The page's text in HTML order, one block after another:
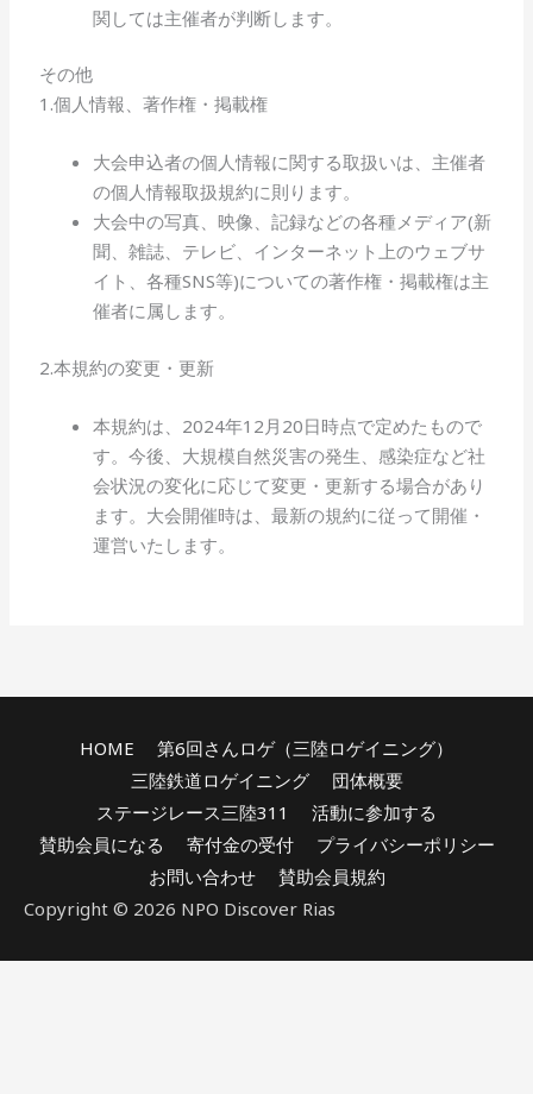
関しては主催者が判断します。
その他
1.個人情報、著作権・掲載権
大会申込者の個人情報に関する取扱いは、主催者
の個人情報取扱規約に則ります。
大会中の写真、映像、記録などの各種メディア(新
聞、雑誌、テレビ、インターネット上のウェブサ
イト、各種SNS等)についての著作権・掲載権は主
催者に属します。
2.本規約の変更・更新
本規約は、2024年12月20日時点で定めたもので
す。今後、大規模自然災害の発生、感染症など社
会状況の変化に応じて変更・更新する場合があり
ます。大会開催時は、最新の規約に従って開催・
運営いたします。
HOME
第6回さんロゲ（三陸ロゲイニング）
三陸鉄道ロゲイニング
団体概要
ステージレース三陸311
活動に参加する
賛助会員になる
寄付金の受付
プライバシーポリシー
お問い合わせ
賛助会員規約
Copyright © 2026 NPO Discover Rias